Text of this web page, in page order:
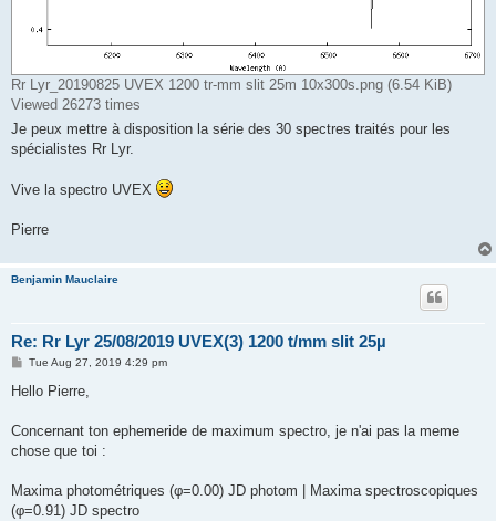
Rr Lyr_20190825 UVEX 1200 tr-mm slit 25m 10x300s.png (6.54 KiB)
Viewed 26273 times
Je peux mettre à disposition la série des 30 spectres traités pour les
spécialistes Rr Lyr.
Vive la spectro UVEX
Pierre
Benjamin Mauclaire
Re: Rr Lyr 25/08/2019 UVEX(3) 1200 t/mm slit 25µ
P
s
Tue Aug 27, 2019 4:29 pm
Hello Pierre,
Concernant ton ephemeride de maximum spectro, je n'ai pas la meme
chose que toi :
Maxima photométriques (φ=0.00) JD photom | Maxima spectroscopiques
(φ=0.91) JD spectro